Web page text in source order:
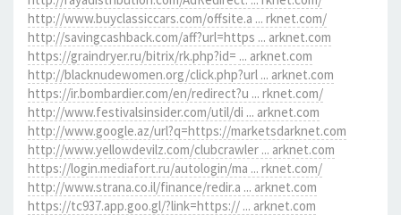
http://www.buyclassiccars.com/offsite.a ... rknet.com/
http://savingcashback.com/aff?url=https ... arknet.com
https://graindryer.ru/bitrix/rk.php?id= ... arknet.com
http://blacknudewomen.org/click.php?url ... arknet.com
https://ir.bombardier.com/en/redirect?u ... rknet.com/
http://www.festivalsinsider.com/util/di ... arknet.com
http://www.google.az/url?q=https://marketsdarknet.com
http://www.yellowdevilz.com/clubcrawler ... arknet.com
https://login.mediafort.ru/autologin/ma ... rknet.com/
http://www.strana.co.il/finance/redir.a ... arknet.com
https://tc937.app.goo.gl/?link=https:// ... arknet.com